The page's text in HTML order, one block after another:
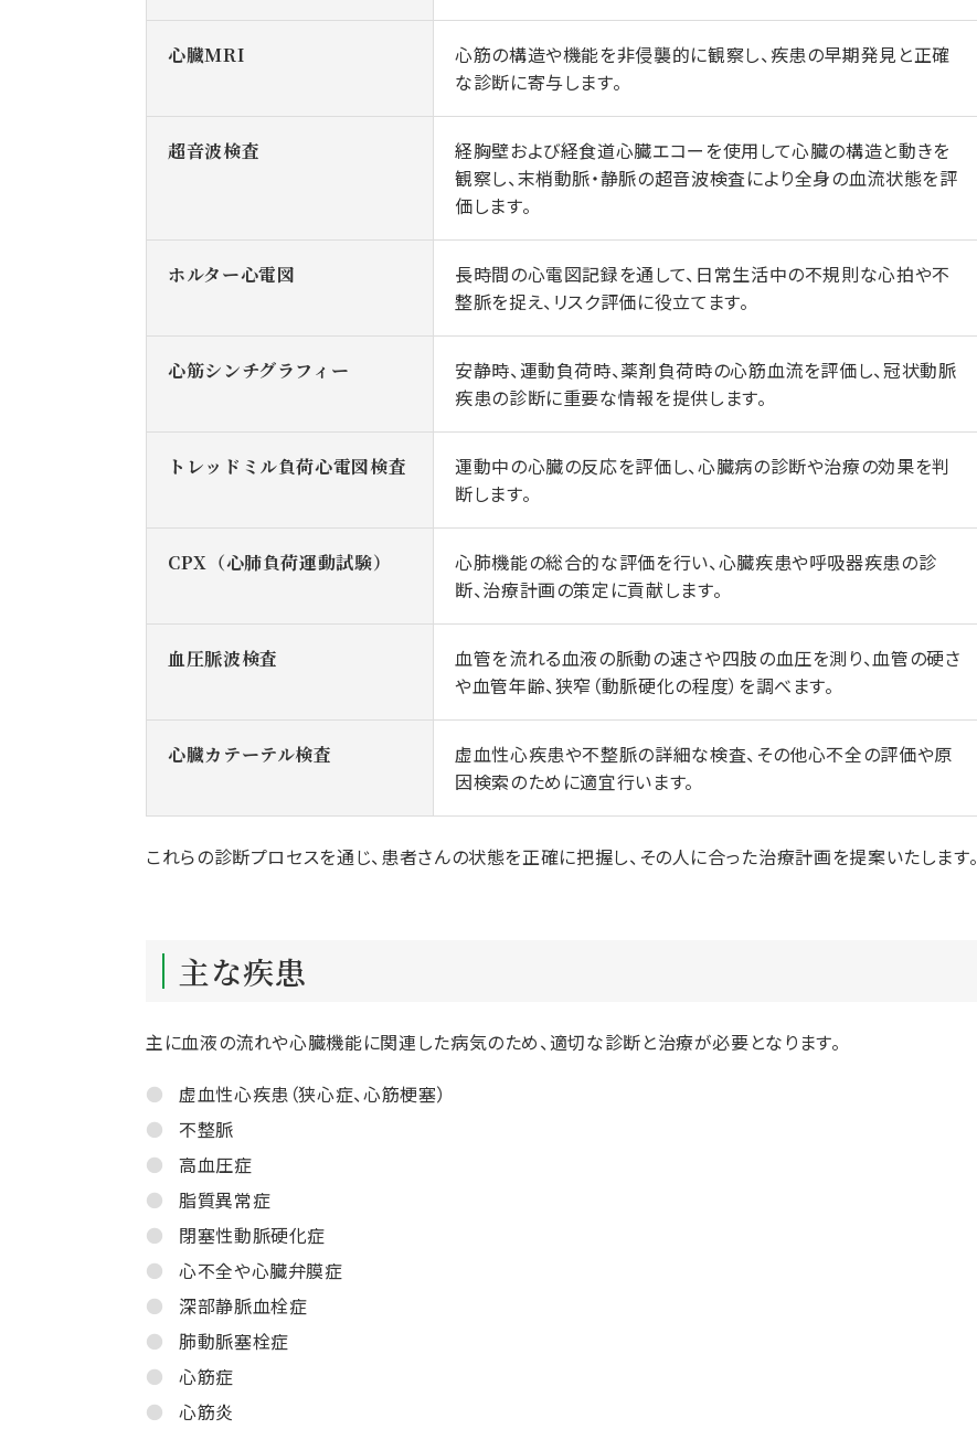
心臓MRI
心筋の構造や機能を非侵襲的に観察し、疾患の早期発見と正確
な診断に寄与します。
超音波検査
経胸壁および経食道心臓エコーを使用して心臓の構造と動きを
観察し、末梢動脈・静脈の超音波検査により全身の血流状態を評
価します。
ホルター心電図
長時間の心電図記録を通して、日常生活中の不規則な心拍や不
整脈を捉え、リスク評価に役立てます。
心筋シンチグラフィー
安静時、運動負荷時、薬剤負荷時の心筋血流を評価し、冠状動脈
疾患の診断に重要な情報を提供します。
トレッドミル負荷心電図検査
運動中の心臓の反応を評価し、心臓病の診断や治療の効果を判
断します。
CPX（心肺負荷運動試験）
心肺機能の総合的な評価を行い、心臓疾患や呼吸器疾患の診
断、治療計画の策定に貢献します。
血圧脈波検査
血管を流れる血液の脈動の速さや四肢の血圧を測り、血管の硬さ
や血管年齢、狭窄（動脈硬化の程度）を調べます。
心臓カテーテル検査
虚血性心疾患や不整脈の詳細な検査、その他心不全の評価や原
因検索のために適宜行います。
これらの診断プロセスを通じ、患者さんの状態を正確に把握し、その人に合った治療計画を提案いたします。
主な疾患
主に血液の流れや心臓機能に関連した病気のため、適切な診断と治療が必要となります。
虚血性心疾患（狭心症、心筋梗塞）
不整脈
高血圧症
脂質異常症
閉塞性動脈硬化症
心不全や心臓弁膜症
深部静脈血栓症
肺動脈塞栓症
心筋症
心筋炎